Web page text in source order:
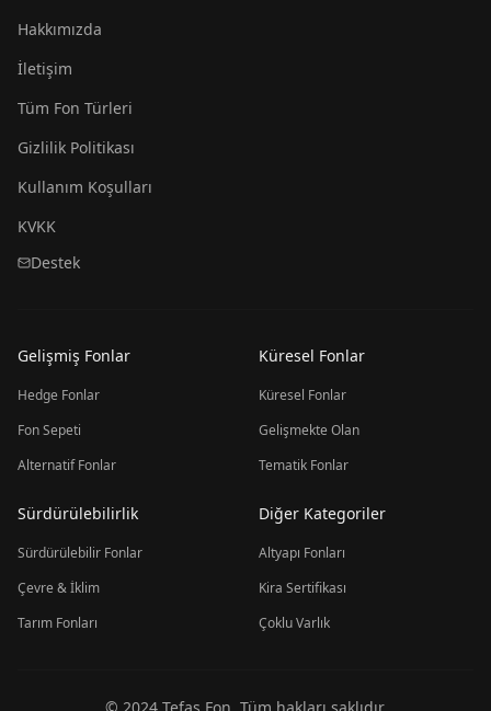
Hakkımızda
İletişim
Tüm Fon Türleri
Gizlilik Politikası
Kullanım Koşulları
KVKK
Destek
Gelişmiş Fonlar
Hedge Fonlar
Fon Sepeti
Alternatif Fonlar
Küresel Fonlar
Küresel Fonlar
Gelişmekte Olan
Tematik Fonlar
Sürdürülebilirlik
Sürdürülebilir Fonlar
Çevre & İklim
Tarım Fonları
Diğer Kategoriler
Altyapı Fonları
Kira Sertifikası
Çoklu Varlık